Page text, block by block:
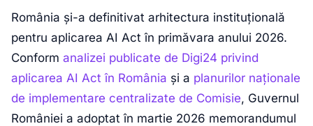
România și-a definitivat arhitectura instituțională
pentru aplicarea AI Act în primăvara anului 2026.
Conform analizei publicate de Digi24 privind
aplicarea AI Act în România și a planurilor naționale
de implementare centralizate de Comisie, Guvernul
României a adoptat în martie 2026 memorandumul